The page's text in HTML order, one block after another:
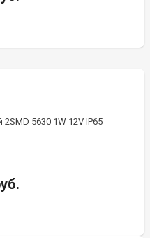
5630 1W 12V IP65